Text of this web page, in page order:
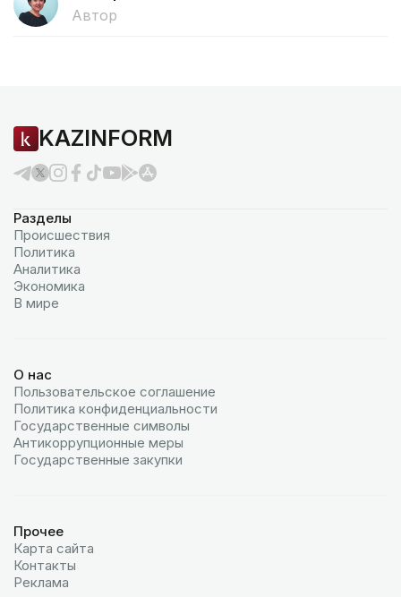
Автор
KAZINFORM
Разделы
Происшествия
Политика
Аналитика
Экономика
В мире
О нас
Пользовательское соглашение
Политика конфиденциальности
Государственные символы
Антикоррупционные меры
Государственные закупки
Прочее
Карта сайта
Контакты
Реклама